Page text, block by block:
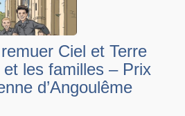
Ciel et Terre
les familles – Prix
d’Angoulême